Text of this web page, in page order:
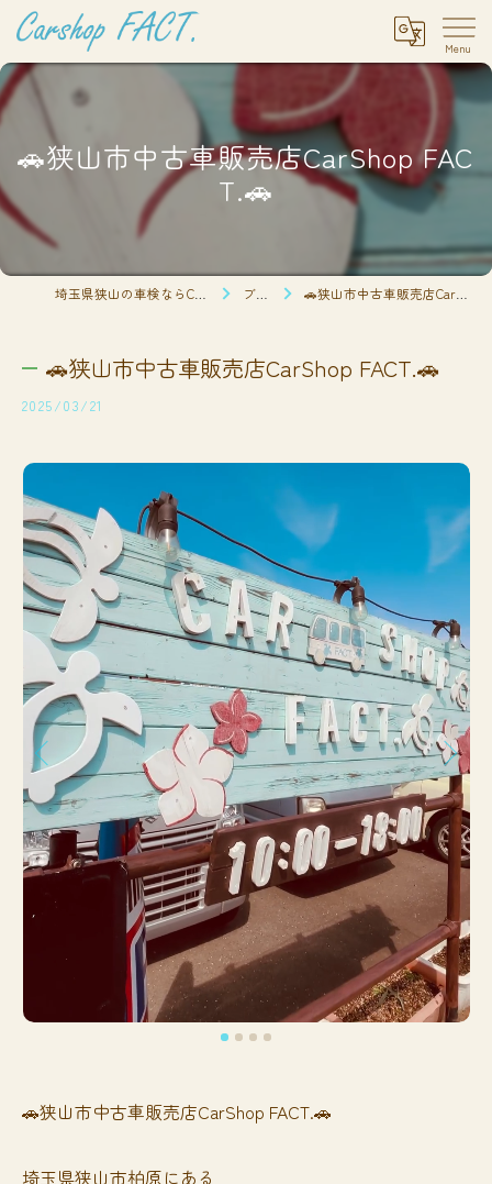
🚗狭山市中古車販売店CarShop FAC
T.🚗
ブログ 🚗狭山市中古車販売店CarShop FACT.🚗
🚗狭山市中古車販売店CarShop FACT.🚗
2025/03/21
🚗狭山市中古車販売店CarShop FACT.🚗
埼玉県狭山市柏原にある